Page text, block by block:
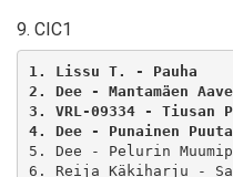
9. CIC1
1. Lissu T. - Pauha
2. Dee - Mantamäen
3. VRL-09334 - Tiusan
4. Dee - Punainen
5. Dee - Pelurin
6. Reija Käkiharju -